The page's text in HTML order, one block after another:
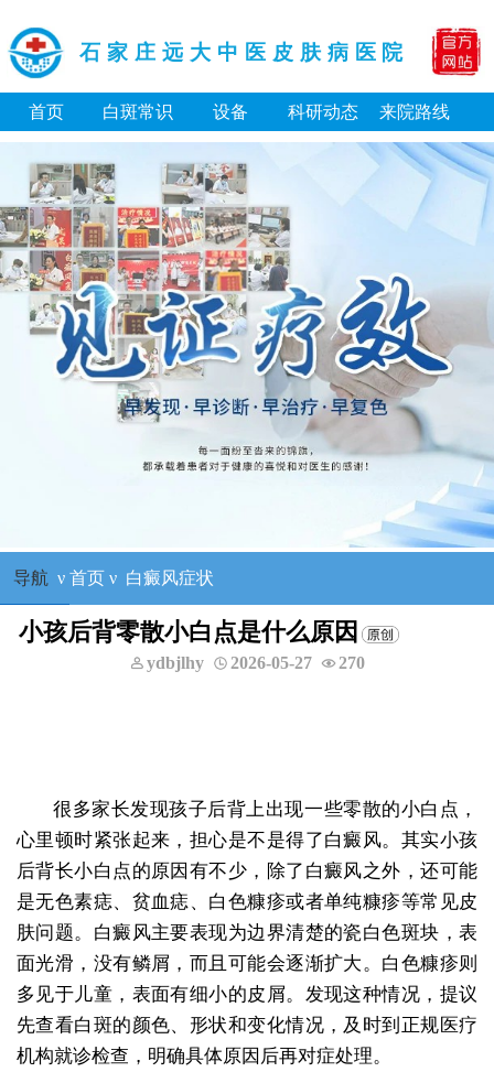
石家庄远大中医皮肤病医院
首页 白斑常识 设备 科研动态 来院路线
导航 ν 首页ν 白癜风症状
小孩后背零散小白点是什么原因
ydbjlhy 2026-05-27 270
很多家长发现孩子后背上出现一些零散的小白点，
心里顿时紧张起来，担心是不是得了白癜风。其实小孩
后背长小白点的原因有不少，除了白癜风之外，还可能
是无色素痣、贫血痣、白色糠疹或者单纯糠疹等常见皮
肤问题。白癜风主要表现为边界清楚的瓷白色斑块，表
面光滑，没有鳞屑，而且可能会逐渐扩大。白色糠疹则
多见于儿童，表面有细小的皮屑。发现这种情况，提议
先查看白斑的颜色、形状和变化情况，及时到正规医疗
机构就诊检查，明确具体原因后再对症处理。